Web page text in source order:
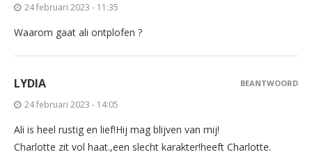
24 februari 2023 - 11:35
Waarom gaat ali ontplofen ?
LYDIA
24 februari 2023 - 14:05
Ali is heel rustig en lief!Hij mag blijven van mij!
Charlotte zit vol haat.,een slecht karakter!heeft Charlotte.
BEANTWOORD